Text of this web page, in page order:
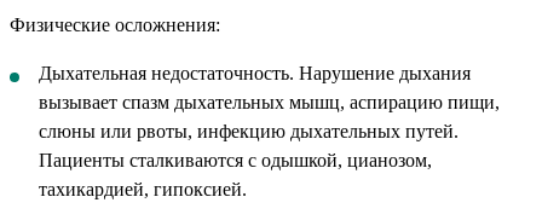
Физические осложнения:
Дыхательная недостаточность. Нарушение дыхания
вызывает спазм дыхательных мышц, аспирацию пищи,
слюны или рвоты, инфекцию дыхательных путей.
Пациенты сталкиваются с одышкой, цианозом,
тахикардией, гипоксией.